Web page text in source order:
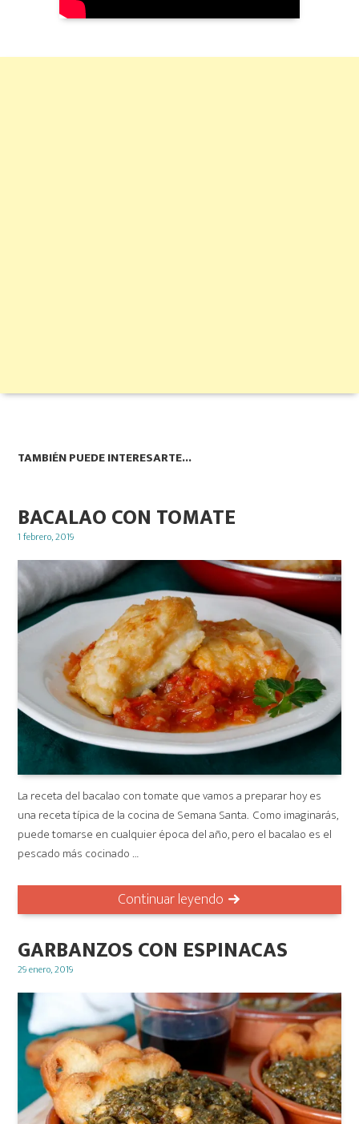
TAMBIÉN PUEDE INTERESARTE...
BACALAO CON TOMATE
Posted
1 febrero, 2019
La receta del bacalao con tomate que vamos a preparar hoy es
una receta típica de la cocina de Semana Santa. Como imaginarás,
puede tomarse en cualquier época del año, pero el bacalao es el
pescado más cocinado …
Continuar leyendo
GARBANZOS CON ESPINACAS
Posted
29 enero, 2019